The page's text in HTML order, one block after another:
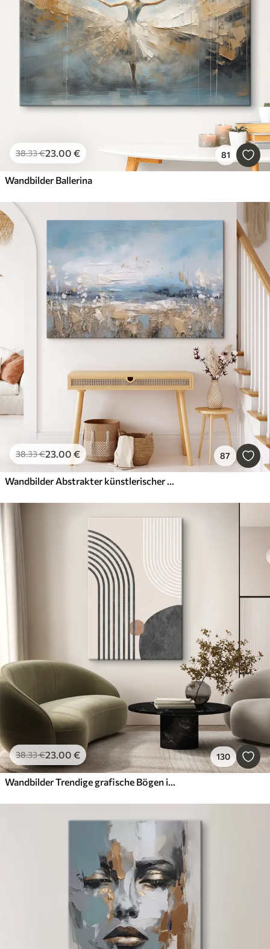
38.33€23 .00 € 81
Wandbilder Ballerina
38.33€23 .00 € 87
38.33€23 .00 € 130